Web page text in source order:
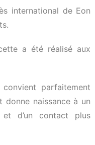
international de Eon
a été réalisé aux
convient parfaitement
donne naissance à un
d’un contact plus